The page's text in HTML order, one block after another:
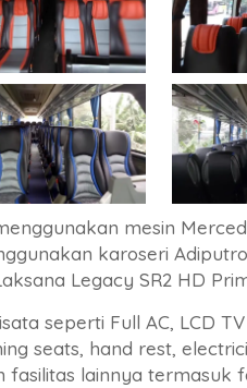
mesin
karoseri
Legacy SR2 HD
seperti Full AC, LCD
seats, hand rest,
lainnya termasuk